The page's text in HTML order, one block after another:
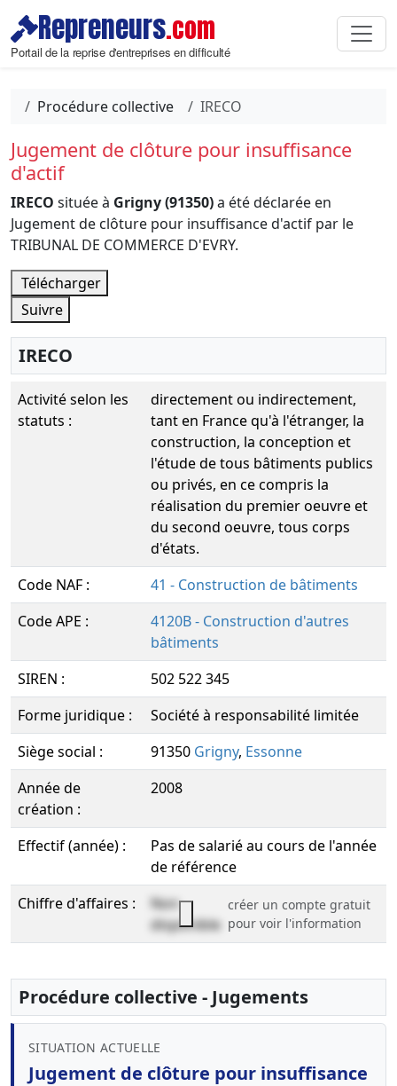
Repreneurs.com
Portail de la reprise d'entreprises en difficulté
Procédure collective IRECO
Jugement de clôture pour insuffisance
d'actif
IRECO située à Grigny (91350)a été déclarée en
Jugement de clôture pour insuffisance d'actif par le
TRIBUNAL DE COMMERCE D'EVRY.
Télécharger
Suivre
IRECO
Activité selon les
statuts :
directement ou indirectement,
tant en France qu'à l'étranger, la
construction, la conception et
l'étude de tous bâtiments publics
ou privés, en ce compris la
réalisation du premier oeuvre et
du second oeuvre, tous corps
d'états.
Code NAF :
41 - Construction de bâtiments
Code APE :
4120B - Construction d'autres
bâtiments
SIREN :
502 522 345
Forme juridique :
Société à responsabilité limitée
Siège social :
91350 Grigny, Essonne
Année de
création :
2008
Effectif (année) :
Pas de salarié au cours de l'année
de référence
Chiffre d'affaires :
Non
disponible
créer un compte gratuit
pour voir l'information
Procédure collective - Jugements
SITUATION ACTUELLE
Jugement de clôture pour insuffisance